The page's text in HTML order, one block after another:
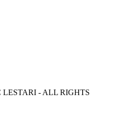
LESTARI - ALL RIGHTS